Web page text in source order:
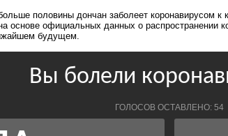
половины дончан заболеет коронавирусом к
основе официальных данных о распространении
будущем.